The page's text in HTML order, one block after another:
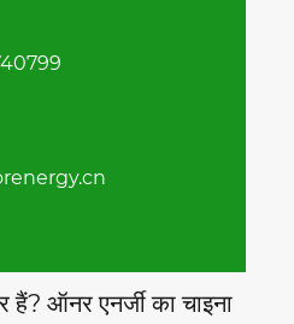
ऑनर एनर्जी का चाइना